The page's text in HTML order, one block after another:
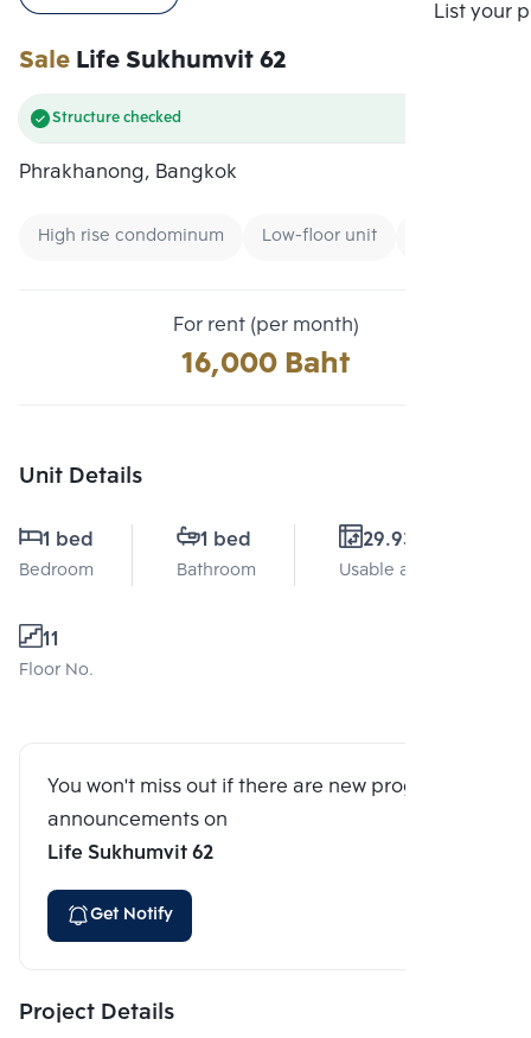
List your
SaleLife Sukhumvit 62
Structure checked
Phrakhanong, Bangkok
High rise condominum Low-floor unit
For rent (per month)
16,000 Baht
Unit Details
1 bed
Bedroom
1 bed
Bathroom
29.93 Sq.m.
Usable area
11
Floor No.
You won't miss out if there are new program
announcements on
Life Sukhumvit 62
Get Notify
Project Details